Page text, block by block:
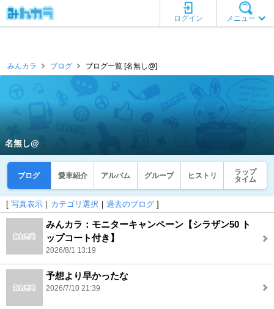
メニュー
ログイン
みんカラ ブログ ブログ一覧 [名無し@]
名無し@
ブログ 愛車紹介 アルバム グループ ヒストリ
ラップ
タイム
[ 写真表示 ｜ カテゴリ選択 ｜ 過去のブログ ]
みんカラ：モニターキャンペーン【シラザン50 ト
ップコート付き】
2026/8/1 13:19
予想より早かったな
2026/7/10 21:39